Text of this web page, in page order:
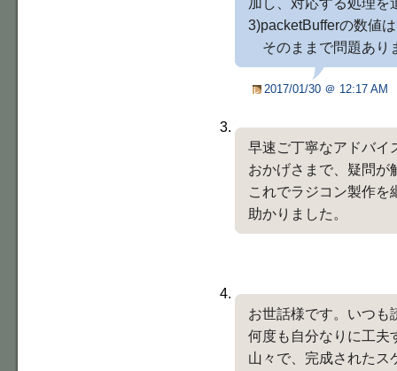
3)packetBufferの数値
そのままで問題あり
2017/01/30 ＠ 12:17 AM
早速ご丁寧なアドバイ
おかげさまで、疑問が
これでラジコン製作を
助かりました。
お世話様です。いつも
何度も自分なりに工夫
山々で、完成されたス